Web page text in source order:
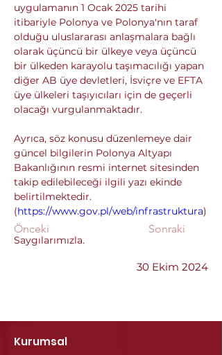
Önceki Sonraki
uygulamanın 1 Ocak 2025 tarihi
itibariyle Polonya ve Polonya'nın taraf
olduğu uluslararası anlaşmalara bağlı
olarak üçüncü bir ülkeye veya üçüncü
bir ülkeden karayolu taşımacılığı yapan
diğer AB üye devletleri, İsviçre ve EFTA
üye ülkeleri taşıyıcıları için de geçerli
olacağı vurgulanmaktadır.
Ayrıca, söz konusu düzenlemeye dair
güncel bilgilerin Polonya Altyapı
Bakanlığının resmi internet sitesinden
takip edilebileceği ilgili yazı ekinde
belirtilmektedir.
(https://www.gov.pl/web/infrastruktura)
Saygılarımızla.
30 Ekim 2024
Kurumsal